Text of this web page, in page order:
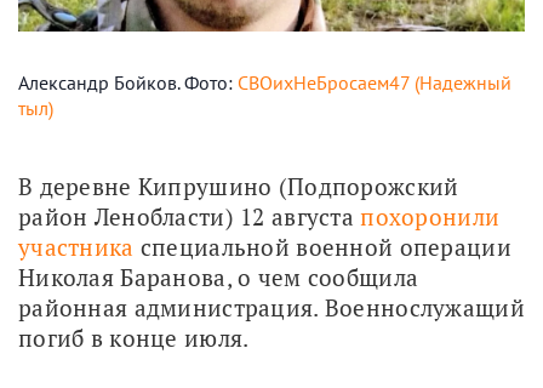
Александр Бойков. Фото: СВОихНеБросаем47 (Надежный
тыл)
В деревне Кипрушино (Подпорожский
район Ленобласти) 12 августа похоронили
участника специальной военной операции
Николая Баранова, о чем сообщила
районная администрация. Военнослужащий
погиб в конце июля.